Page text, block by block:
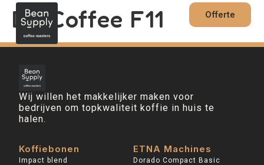
inhoud
Offerte
Dr. Coffee F11
Wij willen het makkelijker maken voor
bedrijven om topkwaliteit koffie in huis te
halen.
Koffiebonen
Impact blend
ETNA Machines
Dorado Compact Basic